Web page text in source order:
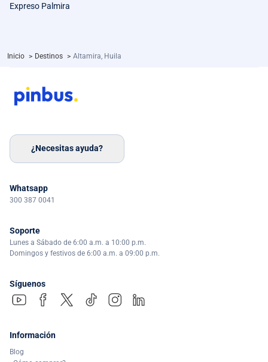
Expreso Palmira
Inicio > Destinos > Altamira, Huila
¿Necesitas ayuda?
Whatsapp
300 387 0041
Soporte
Lunes a Sábado de 6:00 a.m. a 10:00 p.m.
Domingos y festivos de 6:00 a.m. a 09:00 p.m.
Síguenos
Información
Blog